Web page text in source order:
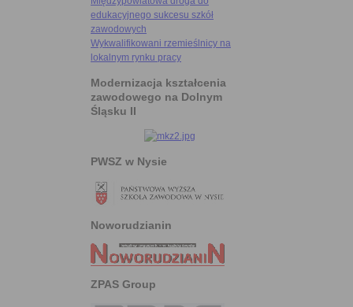
edukacyjnego sukcesu szkół
zawodowych
Wykwalifikowani rzemieślnicy na
lokalnym rynku pracy
Modernizacja kształcenia
zawodowego na Dolnym
Śląsku II
PWSZ w Nysie
Noworudzianin
ZPAS Group